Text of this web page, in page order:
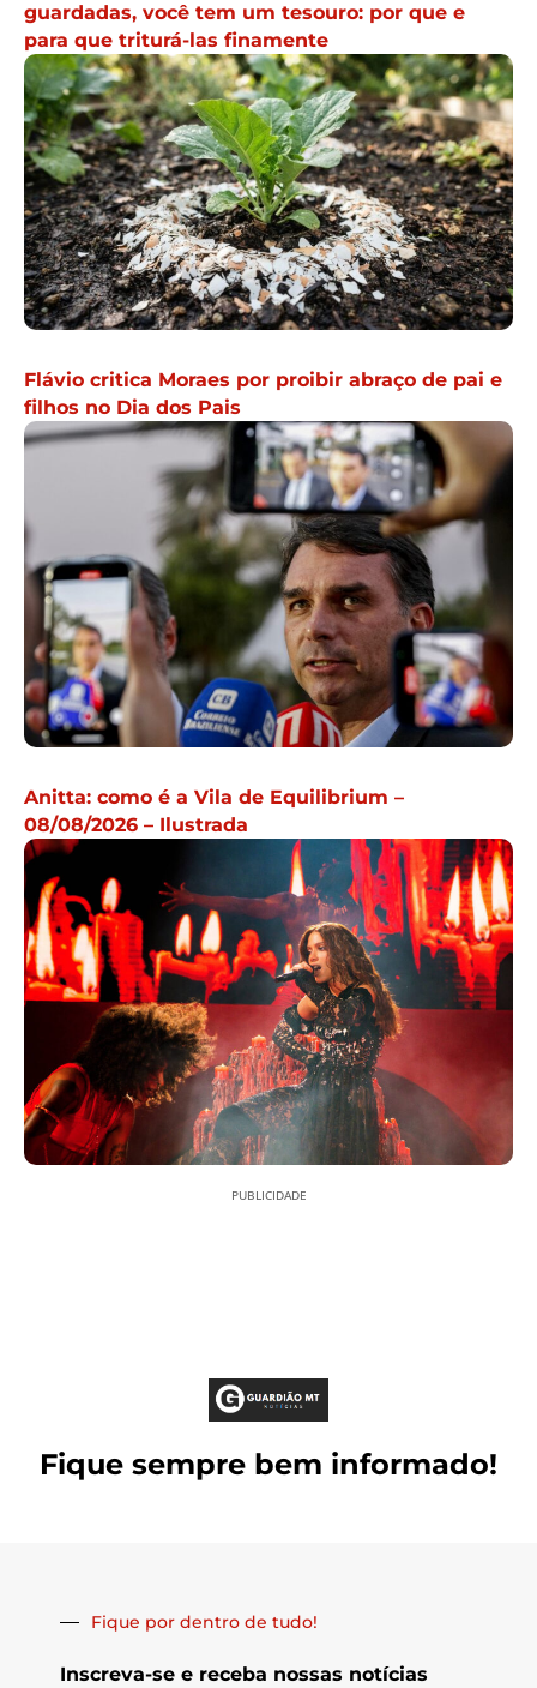
guardadas, você tem um tesouro: por que e
para que triturá-las finamente
Flávio critica Moraes por proibir abraço de pai e
filhos no Dia dos Pais
Anitta: como é a Vila de Equilibrium –
08/08/2026 – Ilustrada
PUBLICIDADE
Fique sempre bem informado!
Fique por dentro de tudo!
Inscreva-se e receba nossas notícias